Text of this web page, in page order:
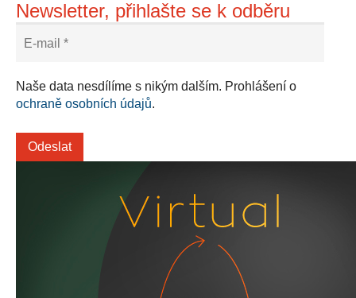
Newsletter, přihlašte se k odběru
Naše data nesdílíme s nikým dalším. Prohlášení o
ochraně osobních údajů.